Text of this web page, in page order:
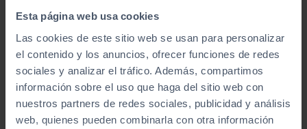
Esta página web usa cookies
Las cookies de este sitio web se usan para personalizar
el contenido y los anuncios, ofrecer funciones de redes
sociales y analizar el tráfico. Además, compartimos
información sobre el uso que haga del sitio web con
nuestros partners de redes sociales, publicidad y análisis
web, quienes pueden combinarla con otra información
HYUNDAI KONA
1.0T 100CV 48V TECNO
28.990
345
€/mes